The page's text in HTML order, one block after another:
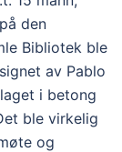
den
Bibliotek ble
av Pablo
i betong
ble virkelig
og